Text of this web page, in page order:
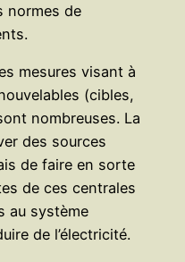
normes de
mesures visant à
(cibles,
nombreuses. La
des sources
de faire en sorte
de ces centrales
au système
de l’électricité.